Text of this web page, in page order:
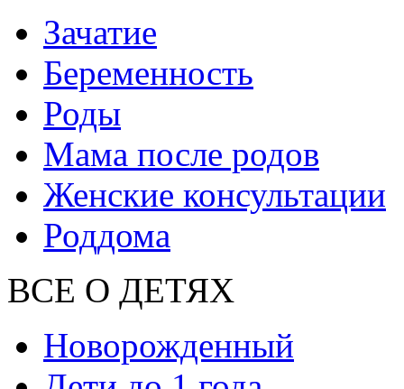
Зачатие
Беременность
Роды
Мама после родов
Женские консультации
Роддома
ВСЕ О ДЕТЯХ
Новорожденный